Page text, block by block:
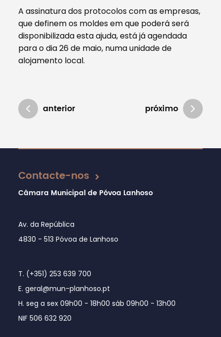
A assinatura dos protocolos com as empresas,
que definem os moldes em que poderá será
disponibilizada esta ajuda, está já agendada
para o dia 26 de maio, numa unidade de
alojamento local.
anterior próximo
Atualizado em 01/08/2024
Contacte-nos
Câmara Municipal de Póvoa Lanhoso
Av. da República
4830 - 513 Póvoa de Lanhoso
T. (+351) 253 639 700
E. geral@mun-planhoso.pt
H. seg a sex 09h00 - 18h00 sáb 09h00 - 13h00
NIF 506 632 920